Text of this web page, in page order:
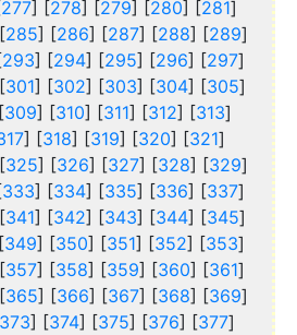
277] [278] [279] [280] [281]
285] [286] [287] [288] [289]
293] [294] [295] [296] [297]
301] [302] [303] [304] [305]
309] [310] [311] [312] [313]
] [318] [319] [320] [321]
325] [326] [327] [328] [329]
333] [334] [335] [336] [337]
341] [342] [343] [344] [345]
349] [350] [351] [352] [353]
357] [358] [359] [360] [361]
365] [366] [367] [368] [369]
373] [374] [375] [376] [377]